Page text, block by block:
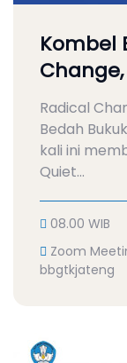
Kombel
Radical
Bedah
kali ini
Quiet...
08.00 WIB
Zoom
bbgtkjateng